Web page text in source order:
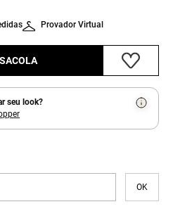
Provador Virtual
seu look?